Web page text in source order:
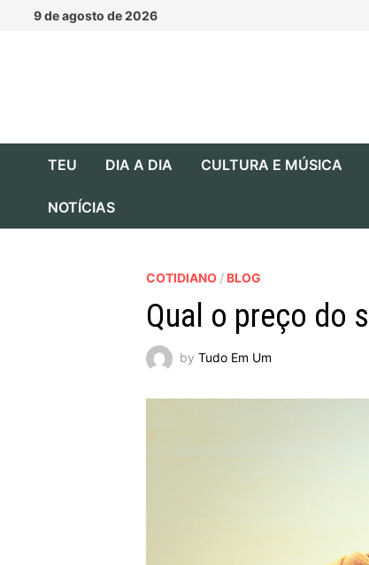
9 de agosto de 2026
TEU DIA A DIA CULTURA E MÚSICA
NOTÍCIAS
COTIDIANO / BLOG
Qual o preço do
byTudo Em Um